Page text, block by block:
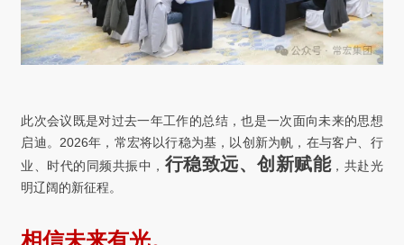
此次会议既是对过去一年工作的总结，也是一次面向未来的思想
启迪。2026年，常宏将以行稳为基，以创新为帆，在与客户、行
业、时代的同频共振中， 行稳致远、创新赋能，共赴光
明辽阔的新征程。
相信未来有光。